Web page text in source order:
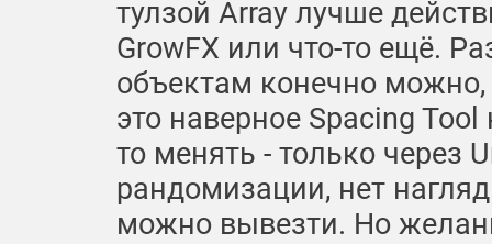
тулзой Array лучше
GrowFX или что-то ещё.
объектам конечно можно,
это наверное Spacing
то менять - только через
рандомизации, нет
можно вывезти. Но